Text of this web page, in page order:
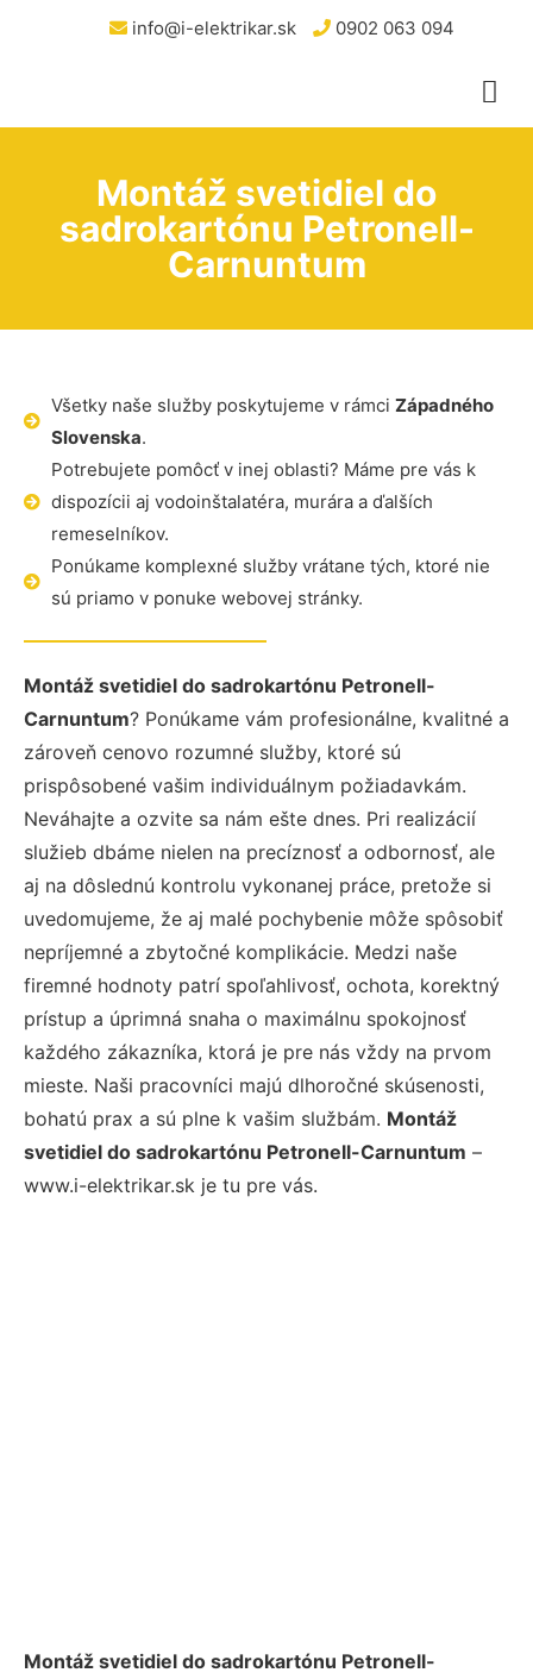
info@i-elektrikar.sk 0902 063 094
Montáž svetidiel do
sadrokartónu Petronell-
Carnuntum
Všetky naše služby poskytujeme v rámci Západného
Slovenska.
Potrebujete pomôcť v inej oblasti? Máme pre vás k
dispozícii aj vodoinštalatéra, murára a ďalších
remeselníkov.
Ponúkame komplexné služby vrátane tých, ktoré nie
sú priamo v ponuke webovej stránky.
Montáž svetidiel do sadrokartónu Petronell-
Carnuntum? Ponúkame vám profesionálne, kvalitné a
zároveň cenovo rozumné služby, ktoré sú
prispôsobené vašim individuálnym požiadavkám.
Neváhajte a ozvite sa nám ešte dnes. Pri realizácií
služieb dbáme nielen na precíznosť a odbornosť, ale
aj na dôslednú kontrolu vykonanej práce, pretože si
uvedomujeme, že aj malé pochybenie môže spôsobiť
nepríjemné a zbytočné komplikácie. Medzi naše
firemné hodnoty patrí spoľahlivosť, ochota, korektný
prístup a úprimná snaha o maximálnu spokojnosť
každého zákazníka, ktorá je pre nás vždy na prvom
mieste. Naši pracovníci majú dlhoročné skúsenosti,
bohatú prax a sú plne k vašim službám. Montáž
svetidiel do sadrokartónu Petronell-Carnuntum –
www.i-elektrikar.sk je tu pre vás.
Montáž svetidiel do sadrokartónu Petronell-